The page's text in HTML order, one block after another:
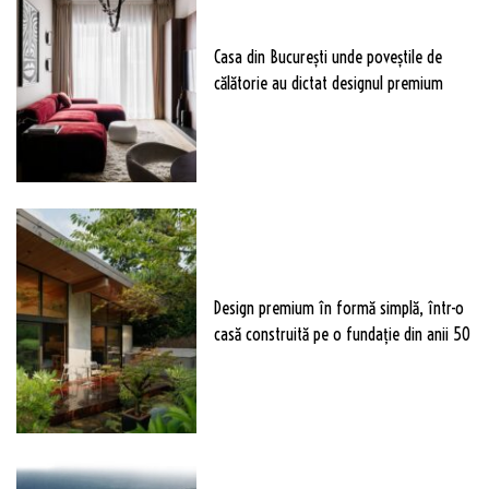
Casa din București unde poveștile de
călătorie au dictat designul premium
Design premium în formă simplă, într-o
casă construită pe o fundație din anii 50